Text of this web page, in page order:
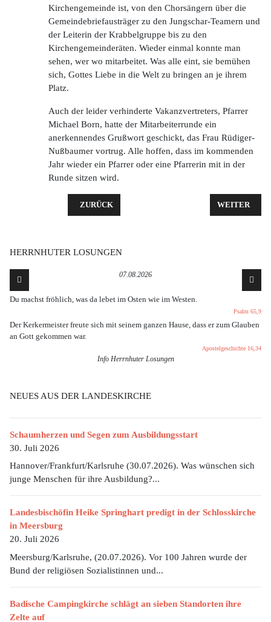
Kirchengemeinde ist, von den Chorsängern über die
Gemeindebriefausträger zu den Jungschar-Teamern und
der Leiterin der Krabbelgruppe bis zu den
Kirchengemeinderäten. Wieder einmal konnte man
sehen, wer wo mitarbeitet. Was alle eint, sie bemühen
sich, Gottes Liebe in die Welt zu bringen an je ihrem
Platz.
Auch der leider verhinderte Vakanzvertreters, Pfarrer
Michael Born, hatte der Mitarbeiterrunde ein
anerkennendes Grußwort geschickt, das Frau Rüdiger-
Nußbaumer vortrug. Alle hoffen, dass im kommenden
Jahr wieder ein Pfarrer oder eine Pfarrerin mit in der
Runde sitzen wird.
VORHERIGER BEITRAG: UNSERE
ZURÜCK NÄCHSTER
WEITER
HERRNHUTER LOSUNGEN
07.08.2026
Du machst fröhlich, was da lebet im Osten wie im Westen.
Psalm 65,9
Der Kerkermeister freute sich mit seinem ganzen Hause, dass er zum Glauben
an Gott gekommen war.
Apostelgeschichte 16,34
Info Herrnhuter Losungen
NEUES AUS DER LANDESKIRCHE
Schaumherzen und Segen zum Ausbildungsstart
30. Juli 2026
Hannover/Frankfurt/Karlsruhe (30.07.2026). Was wünschen sich
junge Menschen für ihre Ausbildung?...
Landesbischöfin Heike Springhart predigt in der Schlosskirche
in Meersburg
20. Juli 2026
Meersburg/Karlsruhe, (20.07.2026). Vor 100 Jahren wurde der
Bund der religiösen Sozialistinnen und...
Badische Campingkirche schlägt an sieben Standorten ihre
Zelte auf